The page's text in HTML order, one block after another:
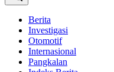
Berita
Investigasi
Otomotif
Internasional
Pangkalan